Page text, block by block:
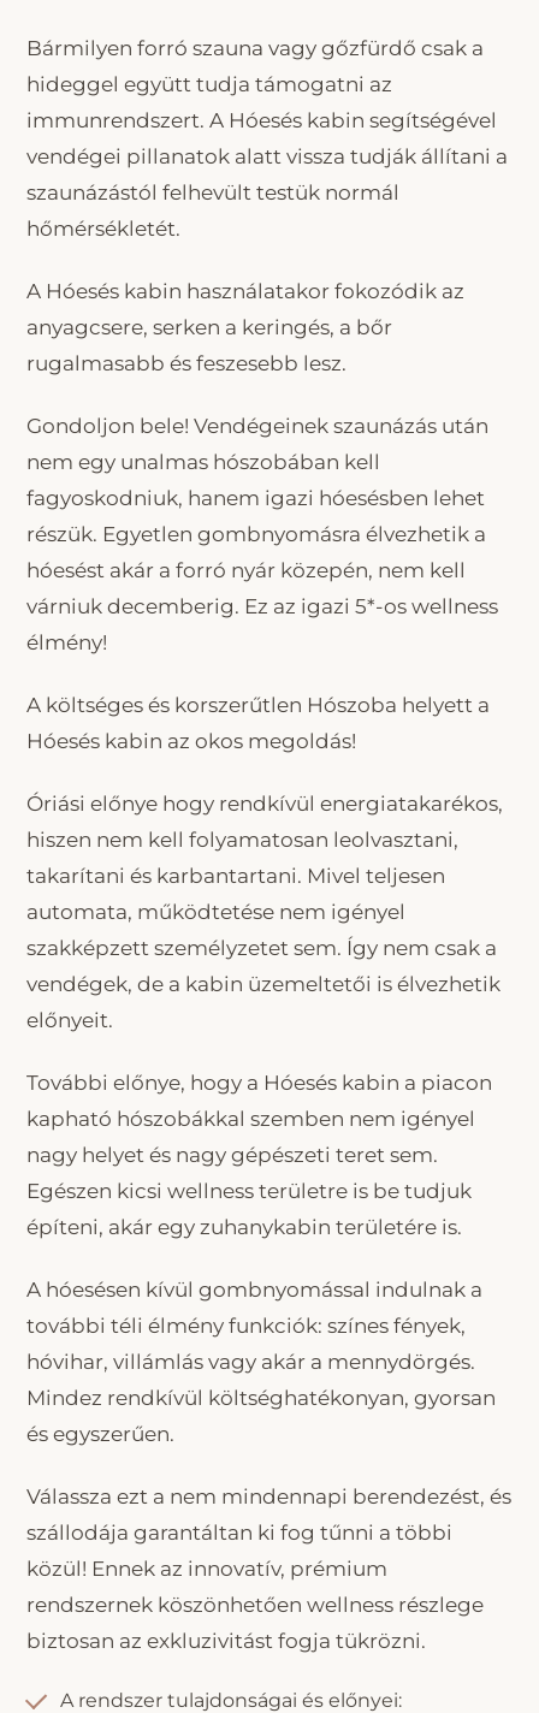
Bármilyen forró szauna vagy gőzfürdő csak a
hideggel együtt tudja támogatni az
immunrendszert. A Hóesés kabin segítségével
vendégei pillanatok alatt vissza tudják állítani a
szaunázástól felhevült testük normál
hőmérsékletét.
A Hóesés kabin használatakor fokozódik az
anyagcsere, serken a keringés, a bőr
rugalmasabb és feszesebb lesz.
Gondoljon bele! Vendégeinek szaunázás után
nem egy unalmas hószobában kell
fagyoskodniuk, hanem igazi hóesésben lehet
részük. Egyetlen gombnyomásra élvezhetik a
hóesést akár a forró nyár közepén, nem kell
várniuk decemberig. Ez az igazi 5*-os wellness
élmény!
A költséges és korszerűtlen Hószoba helyett a
Hóesés kabin az okos megoldás!
Óriási előnye hogy rendkívül energiatakarékos,
hiszen nem kell folyamatosan leolvasztani,
takarítani és karbantartani. Mivel teljesen
automata, működtetése nem igényel
szakképzett személyzetet sem. Így nem csak a
vendégek, de a kabin üzemeltetői is élvezhetik
előnyeit.
További előnye, hogy a Hóesés kabin a piacon
kapható hószobákkal szemben nem igényel
nagy helyet és nagy gépészeti teret sem.
Egészen kicsi wellness területre is be tudjuk
építeni, akár egy zuhanykabin területére is.
A hóesésen kívül gombnyomással indulnak a
további téli élmény funkciók: színes fények,
hóvihar, villámlás vagy akár a mennydörgés.
Mindez rendkívül költséghatékonyan, gyorsan
és egyszerűen.
Válassza ezt a nem mindennapi berendezést, és
szállodája garantáltan ki fog tűnni a többi
közül! Ennek az innovatív, prémium
rendszernek köszönhetően wellness részlege
biztosan az exkluzivitást fogja tükrözni.
A rendszer tulajdonságai és előnyei: